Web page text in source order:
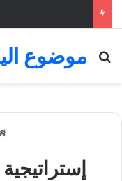
موضوع
بحث عن